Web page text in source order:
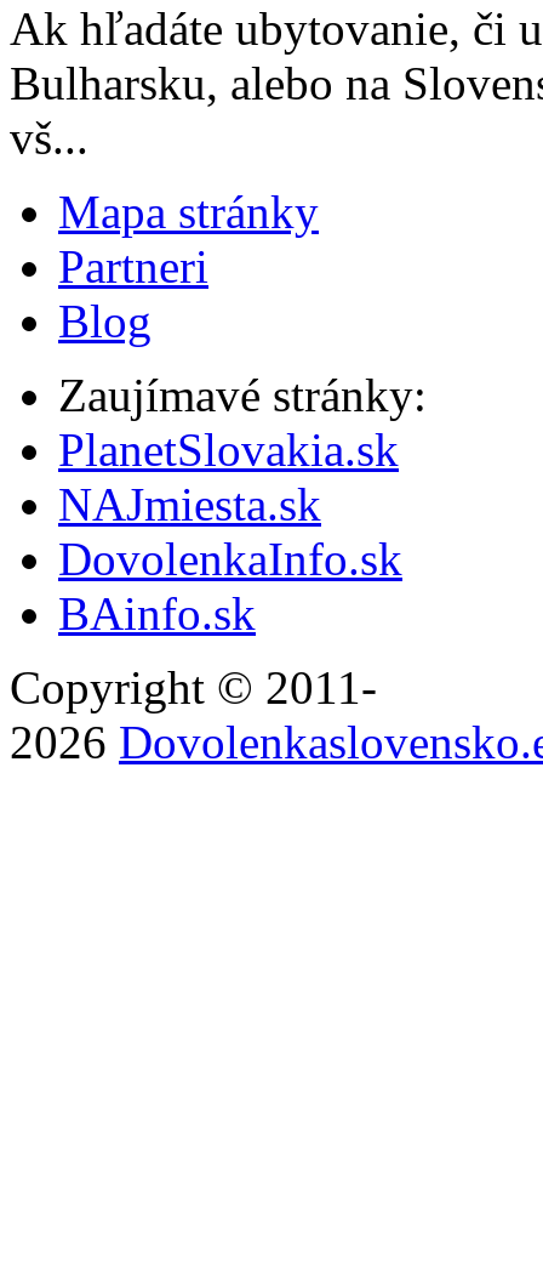
Ak hľadáte ubytovanie, či
Bulharsku, alebo na
vš...
Mapa stránky
Partneri
Blog
Zaujímavé stránky:
PlanetSlovakia.sk
NAJmiesta.sk
DovolenkaInfo.sk
BAinfo.sk
Copyright © 2011-
2026